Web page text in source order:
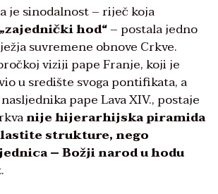
je sinodalnost – riječ koja
„zajednički hod“– postala jedno
suvremene obnove Crkve.
viziji pape Franje, koji je
u središte svoga pontifikata, a
pape Lava XIV., postaje
nije hijerarhijska piramida
strukture,nego
–Božji narod u hodu
.